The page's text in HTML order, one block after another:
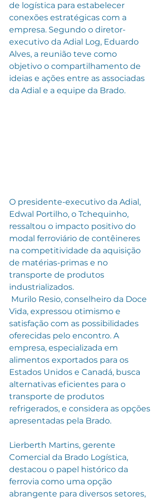
de logística para estabelecer
conexões estratégicas com a
empresa. Segundo o diretor-
executivo da Adial Log, Eduardo
Alves, a reunião teve como
objetivo o compartilhamento de
ideias e ações entre as associadas
da Adial e a equipe da Brado.
O presidente-executivo da Adial,
Edwal Portilho, o Tchequinho,
ressaltou o impacto positivo do
modal ferroviário de contêineres
na competitividade da aquisição
de matérias-primas e no
transporte de produtos
industrializados.
Vida, expressou otimismo e
satisfação com as possibilidades
oferecidas pelo encontro. A
empresa, especializada em
alimentos exportados para os
Estados Unidos e Canadá, busca
alternativas eficientes para o
transporte de produtos
refrigerados, e considera as opções
apresentadas pela Brado.
Lierberth Martins, gerente
Comercial da Brado Logística,
destacou o papel histórico da
ferrovia como uma opção
abrangente para diversos setores,